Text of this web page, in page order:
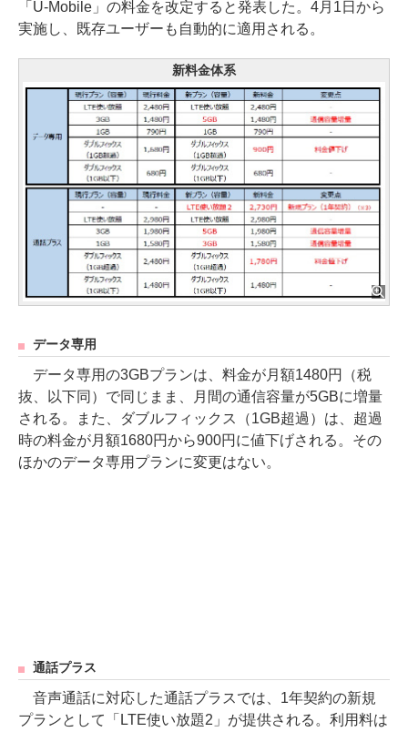
「U-Mobile」の料金を改定すると発表した。4月1日から
実施し、既存ユーザーも自動的に適用される。
新料金体系
データ専用
データ専用の3GBプランは、料金が月額1480円（税
抜、以下同）で同じまま、月間の通信容量が5GBに増量
される。また、ダブルフィックス（1GB超過）は、超過
時の料金が月額1680円から900円に値下げされる。その
ほかのデータ専用プランに変更はない。
通話プラス
音声通話に対応した通話プラスでは、1年契約の新規
プランとして「LTE使い放題2」が提供される。利用料は